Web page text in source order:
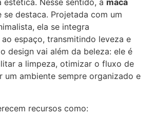
Nesse sentido, a maca
se destaca. Projetada com um
ela se integra
espaço, transmitindo leveza e
design vai além da beleza: ele é
a limpeza, otimizar o fluxo de
um ambiente sempre organizado e
recursos como: